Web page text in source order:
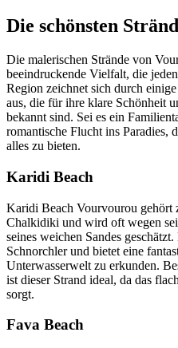
Die schönsten
Die malerischen Strände von
beeindruckende Vielfalt, die
Region zeichnet sich durch
aus, die für ihre klare Schönheit
bekannt sind. Sei es ein
romantische Flucht ins Paradies,
alles zu bieten.
Karidi Beach
Karidi Beach Vourvourou gehört
Chalkidiki und wird oft wegen
seines weichen Sandes
Schnorchler und bietet eine
Unterwasserwelt zu erkunden.
ist dieser Strand ideal, da das
sorgt.
Fava Beach